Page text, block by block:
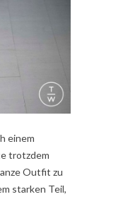
einem
trotzdem
Outfit zu
starken Teil,